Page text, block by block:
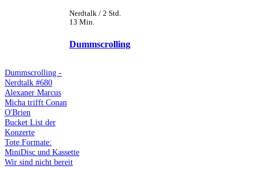
Nerdtalk / 2 Std.
13 Min.
Dummscrolling
Dummscrolling -
Nerdtalk #680
Alexaner Marcus
Micha trifft Conan
O'Brien
Bucket List der
Konzerte
Tote Formate:
MiniDisc und Kassette
Wir sind nicht bereit